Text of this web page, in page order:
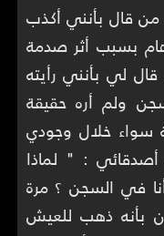
قال بأنني أكذب
بسبب أثر صدمة
لي بأنني رأيته
ولم أره حقيقة
سواء خلال وجودي
: " لماذا
في السجن ؟ مرة
بأنه ذهب للعيش